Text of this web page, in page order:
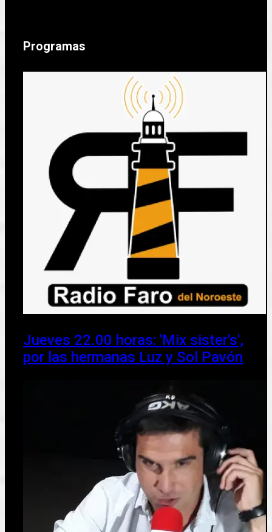
Programas
Jueves 22.00 horas: 'Mix sister's',
por las hermanas Luz y Sol Pavón